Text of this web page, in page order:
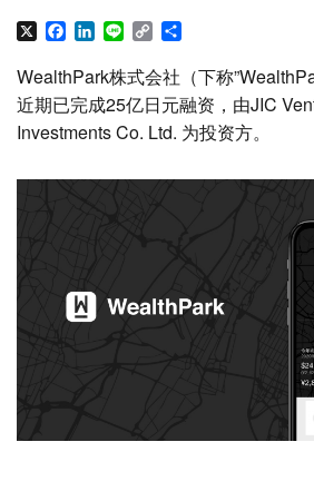
X Facebook
LinkedIn
Line Copy
WealthPark株式会社（下称
近期已完成25亿日元融资，由JIC
Investments Co. Ltd. 为投资方。